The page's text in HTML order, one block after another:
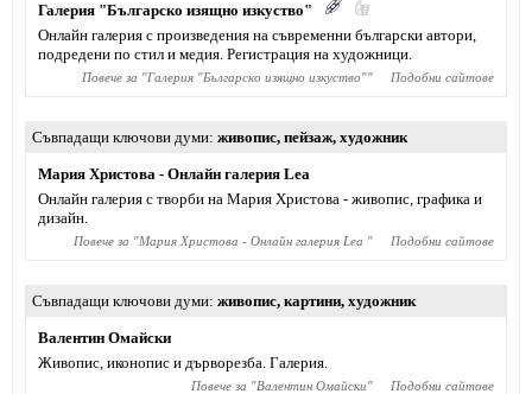
Галерия "Българско изящно изкуство"
Онлайн галерия с произведения на съвременни български автори,
подредени по стил и медия. Регистрация на художници.
Повече за "Галерия "Българско изящно изкуство"" Подобни сайтове
Съвпадащи ключови думи живопис, пейзаж, художник
Мария Христова - Онлайн галерия Lea
Онлайн галерия с творби на Мария Христова - живопис, графика и
дизайн.
Повече за "Мария Христова - Онлайн галерия Lea " Подобни сайтове
Съвпадащи ключови думи живопис, картини, художник
Валентин Омайски
Живопис, иконопис и дърворезба. Галерия.
Повече за "Валентин Омайски" Подобни сайтове